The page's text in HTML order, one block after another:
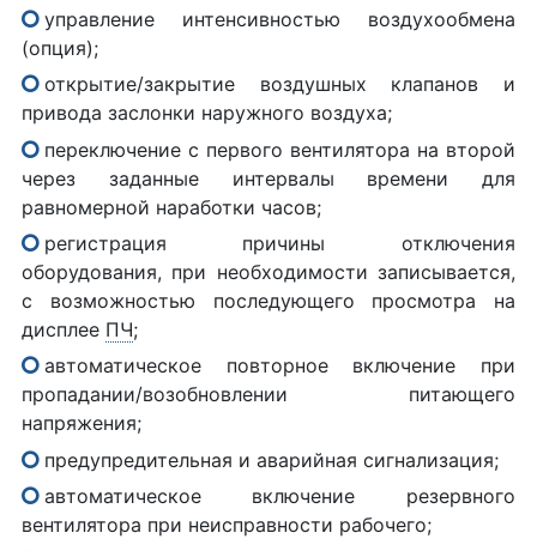
управление интенсивностью воздухообмена
(опция);
открытие/закрытие воздушных клапанов и
привода заслонки наружного воздуха;
переключение с первого вентилятора на второй
через заданные интервалы времени для
равномерной наработки часов;
регистрация причины отключения
оборудования, при необходимости записывается,
с возможностью последующего просмотра на
дисплее ПЧ;
автоматическое повторное включение при
пропадании/возобновлении питающего
напряжения;
предупредительная и аварийная сигнализация;
автоматическое включение резервного
вентилятора при неисправности рабочего;